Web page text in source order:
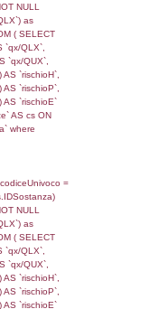
AND
ON
=
=